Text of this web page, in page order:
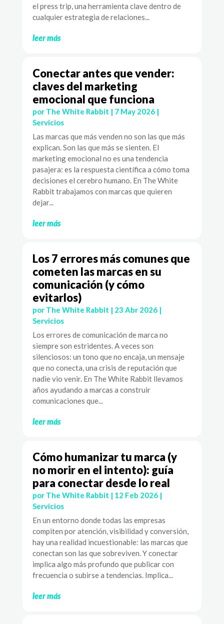
el press trip, una herramienta clave dentro de
cualquier estrategia de relaciones...
leer más
Conectar antes que vender:
claves del marketing
emocional que funciona
por The White Rabbit | 7 May 2026|
Servicios
Las marcas que más venden no son las que más
explican. Son las que más se sienten. El
marketing emocional no es una tendencia
pasajera: es la respuesta científica a cómo toma
decisiones el cerebro humano. En The White
Rabbit trabajamos con marcas que quieren
dejar...
leer más
Los 7 errores más comunes que
cometen las marcas en su
comunicación (y cómo
evitarlos)
por The White Rabbit | 23 Abr 2026|
Servicios
Los errores de comunicación de marca no
siempre son estridentes. A veces son
silenciosos: un tono que no encaja, un mensaje
que no conecta, una crisis de reputación que
nadie vio venir. En The White Rabbit llevamos
años ayudando a marcas a construir
comunicaciones que...
leer más
Cómo humanizar tu marca (y
no morir en el intento): guía
para conectar desde lo real
por The White Rabbit | 12 Feb 2026|
Servicios
En un entorno donde todas las empresas
compiten por atención, visibilidad y conversión,
hay una realidad incuestionable: las marcas que
conectan son las que sobreviven. Y conectar
implica algo más profundo que publicar con
frecuencia o subirse a tendencias. Implica...
leer más